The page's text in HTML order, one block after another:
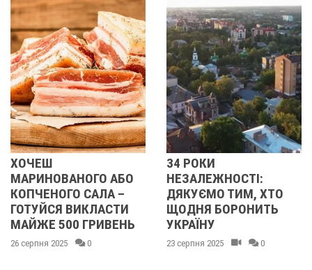
АБО
САЛА –
ВИКЛАСТИ
500 ГРИВЕНЬ
серпня 2025 0
34 РОКИ
НЕЗАЛЕЖНОСТІ:
ДЯКУЄМО ТИМ, ХТО
ЩОДНЯ БОРОНИТЬ
УКРАЇНУ
23 серпня 2025 0